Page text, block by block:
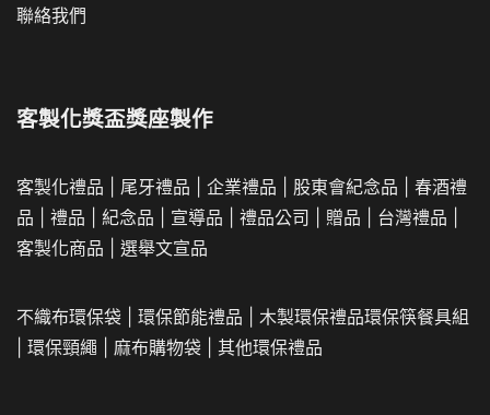
聯絡我們
客製化獎盃獎座製作
客製化禮品 尾牙禮品 企業禮品 股東會紀念品
春酒禮
品
禮品 紀念品 宣導品 禮品公司 贈品 台灣禮品
客製化商品
選舉文宣品
不織布環保袋 環保節能禮品 木製環保禮品環保筷餐具組
環保頸繩 麻布購物袋 其他環保禮品